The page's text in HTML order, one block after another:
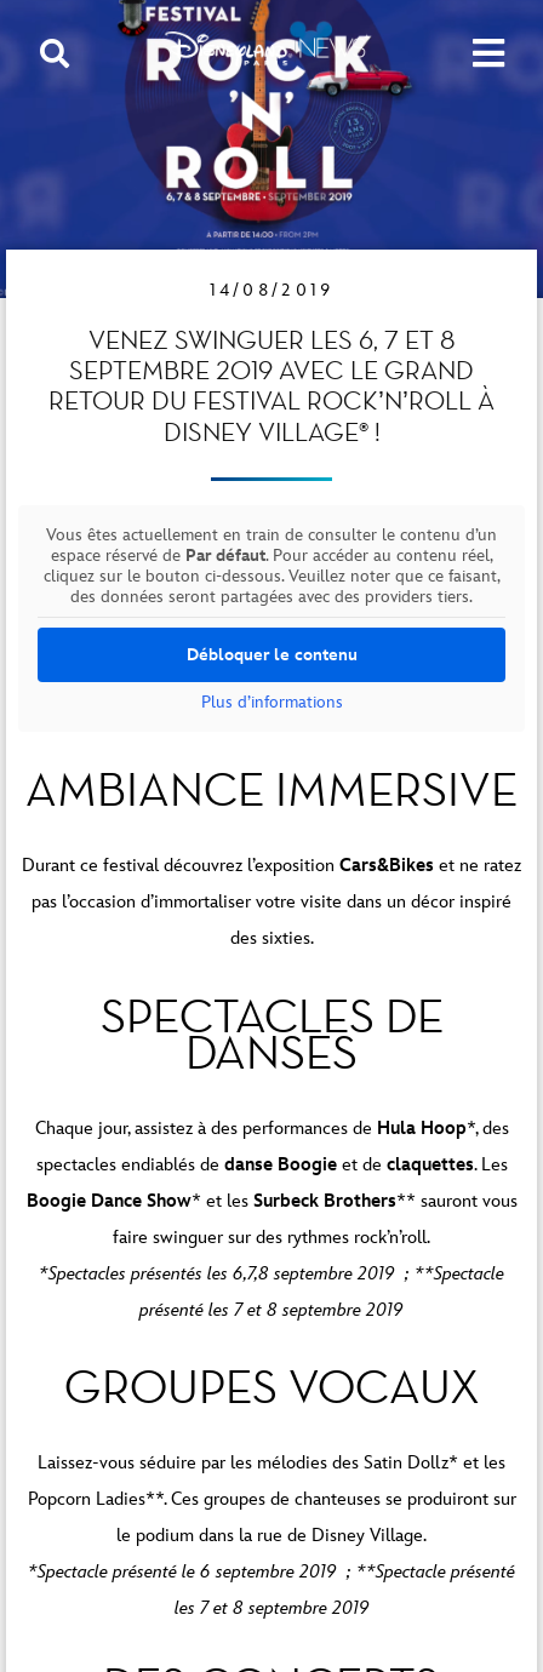
14/08/2019
VENEZ SWINGUER LES 6, 7 ET 8
SEPTEMBRE 2019 AVEC LE GRAND
RETOUR DU FESTIVAL ROCK’N’ROLL À
DISNEY VILLAGE® !
Vous êtes actuellement en train de consulter le contenu d’un
espace réservé de Par défaut. Pour accéder au contenu réel,
cliquez sur le bouton ci-dessous. Veuillez noter que ce faisant,
des données seront partagées avec des providers tiers.
Débloquer le contenu
Plus d’informations
AMBIANCE IMMERSIVE
Durant ce festival découvrez l’exposition Cars&Bikes et ne ratez
pas l’occasion d’immortaliser votre visite dans un décor inspiré
des sixties.
SPECTACLES DE
DANSES
Chaque jour, assistez à des performances de Hula Hoop*, des
spectacles endiablés de danse Boogieet de claquettes. Les
Boogie Dance Show* et les Surbeck Brothers** sauront vous
faire swinguer sur des rythmes rock’n’roll.
*Spectacles présentés les 6,7,8 septembre 2019 ; **Spectacle
présenté les 7 et 8 septembre 2019
GROUPES VOCAUX
Laissez-vous séduire par les mélodies des Satin Dollz* et les
Popcorn Ladies**. Ces groupes de chanteuses se produiront sur
le podium dans la rue de Disney Village.
*Spectacle présenté le 6 septembre 2019 ; **Spectacle présenté
les 7 et 8 septembre 2019